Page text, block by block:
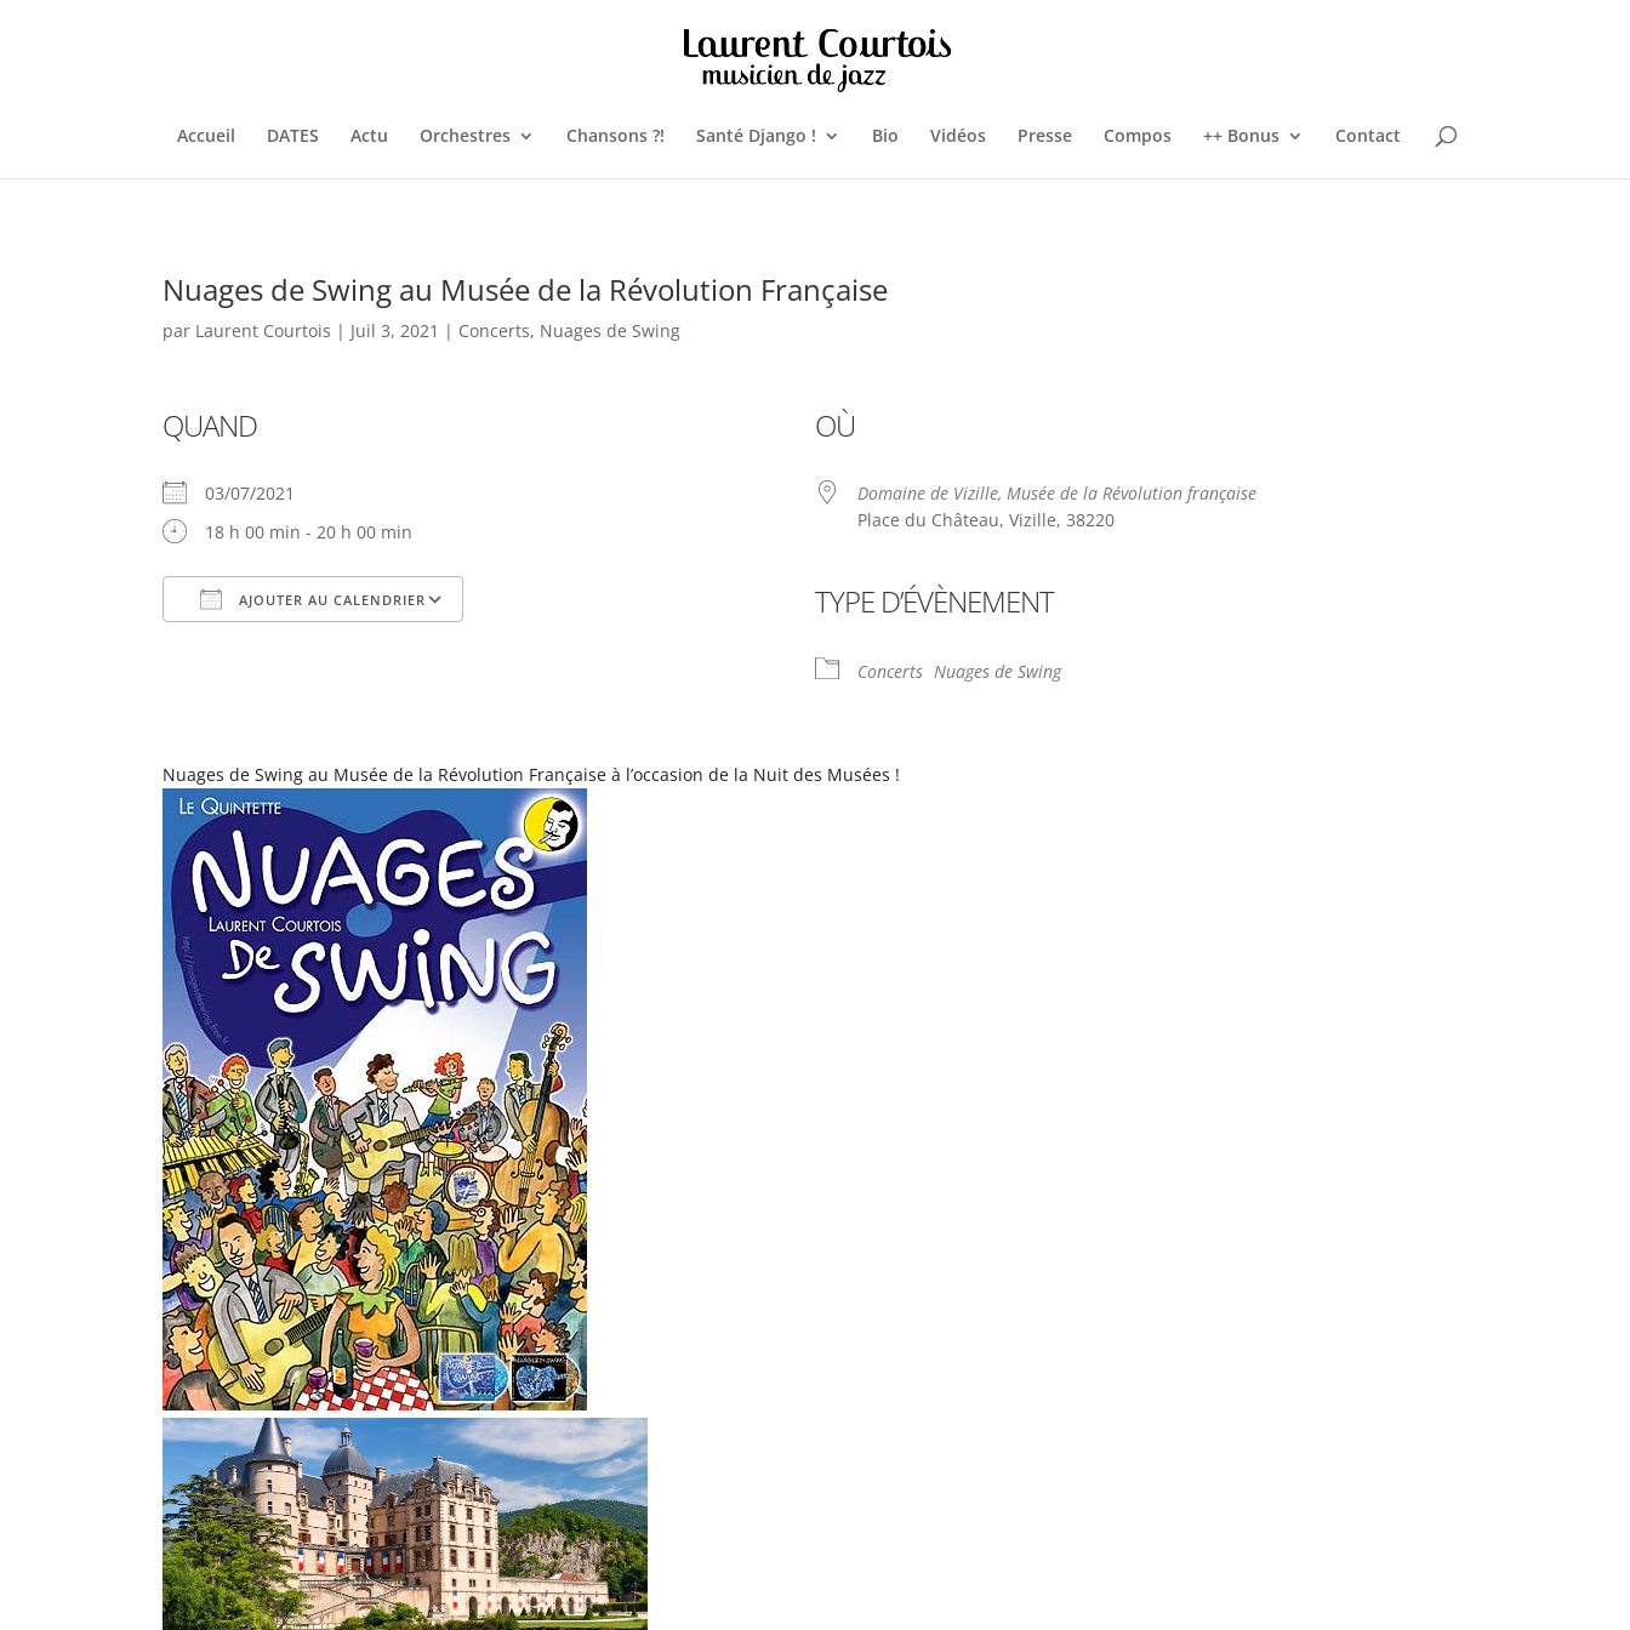
Accueil DATES Actu Orchestres Chansons ?! Santé Django ! Bio Vidéos Presse Compos ++ Bonus Contact
Nuages de Swing au Musée de la Révolution Française
par Laurent Courtois | Juil 3, 2021 | Concerts, Nuages de Swing
QUAND
03/07/2021
18 h 00 min - 20 h 00 min
AJOUTER AU CALENDRIER
OÙ
Domaine de Vizille, Musée de la Révolution française
Place du Château, Vizille, 38220
TYPE D’ÉVÈNEMENT
Concerts Nuages de Swing
Nuages de Swing au Musée de la Révolution Française à l’occasion de la Nuit des Musées !